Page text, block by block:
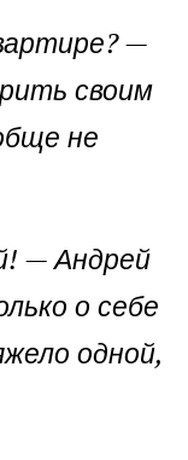
—
своим
не
— Андрей
о себе
одной,